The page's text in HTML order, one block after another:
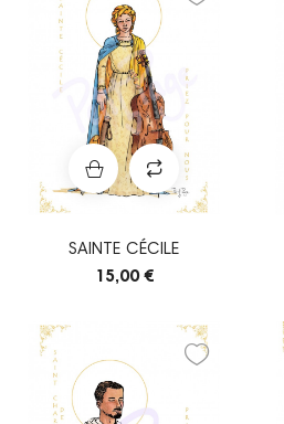
SAINTE CÉCILE
15,00 €